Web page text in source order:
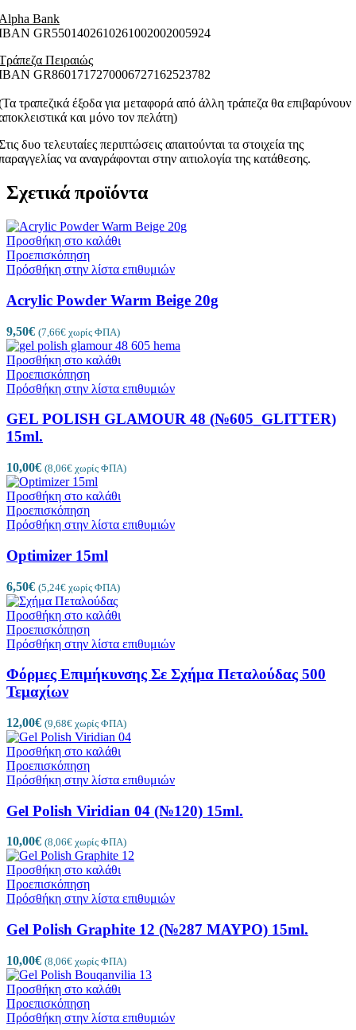
Bank
GR5501402610261002002005924
Πειραιώς
GR8601717270006727162523782
τραπεζικά έξοδα για μεταφορά από άλλη τράπεζα θα επιβαρύνουν
και μόνο τον πελάτη)
δυο τελευταίες περιπτώσεις απαιτούνται τα στοιχεία της
να αναγράφονται στην αιτιολογία της κατάθεσης.
Σχετικά προϊόντα
Προσθήκη στο καλάθι
Προεπισκόπηση
Πρόσθήκη στην λίστα επιθυμιών
Acrylic Powder Warm Beige 20g
9,50€ (7,66€ χωρίς ΦΠΑ)
Προσθήκη στο καλάθι
Προεπισκόπηση
Πρόσθήκη στην λίστα επιθυμιών
GEL POLISH GLAMOUR 48 (№605_GLITTER)
15ml.
10,00€ (8,06€ χωρίς ΦΠΑ)
Προσθήκη στο καλάθι
Προεπισκόπηση
Πρόσθήκη στην λίστα επιθυμιών
Optimizer 15ml
6,50€ (5,24€ χωρίς ΦΠΑ)
Προσθήκη στο καλάθι
Προεπισκόπηση
Πρόσθήκη στην λίστα επιθυμιών
Φόρμες Επιμήκυνσης Σε Σχήμα Πεταλούδας 500
Τεμαχίων
12,00€ (9,68€ χωρίς ΦΠΑ)
Προσθήκη στο καλάθι
Προεπισκόπηση
Πρόσθήκη στην λίστα επιθυμιών
Gel Polish Viridian 04 (№120) 15ml.
10,00€ (8,06€ χωρίς ΦΠΑ)
Προσθήκη στο καλάθι
Προεπισκόπηση
Πρόσθήκη στην λίστα επιθυμιών
Gel Polish Graphite 12 (№287 ΜΑΥΡΟ) 15ml.
10,00€ (8,06€ χωρίς ΦΠΑ)
Προσθήκη στο καλάθι
Προεπισκόπηση
Πρόσθήκη στην λίστα επιθυμιών